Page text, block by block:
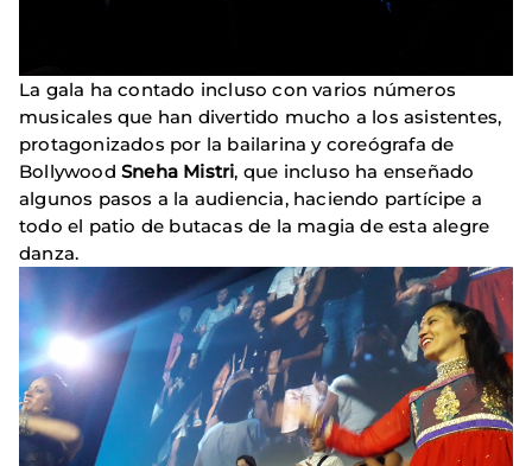
La gala ha contado incluso con varios números
musicales que han divertido mucho a los asistentes,
protagonizados por la bailarina y coreógrafa de
Bollywood Sneha Mistri, que incluso ha enseñado
algunos pasos a la audiencia, haciendo partícipe a
todo el patio de butacas de la magia de esta alegre
danza.